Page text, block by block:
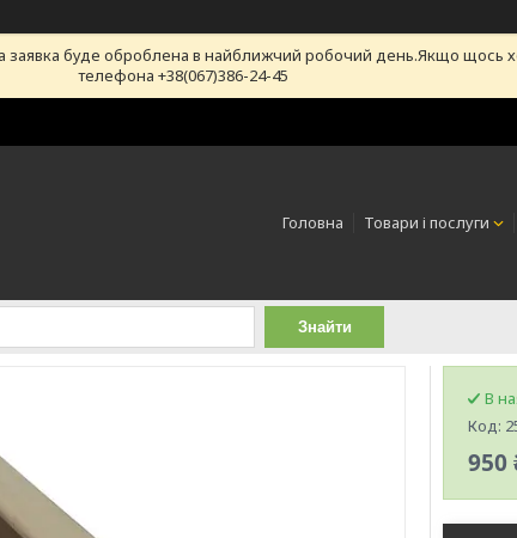
буде оброблена в найближчий робочий день.Якщо щось
телефона +38(067)386-24-45
Головна Товари і послуги
Знайти
В
Код:
950